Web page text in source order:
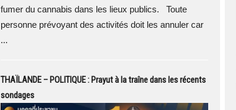
fumer du cannabis dans les lieux publics. Toute
personne prévoyant des activités doit les annuler car
...
THAÏLANDE – POLITIQUE : Prayut à la traîne dans les récents
sondages